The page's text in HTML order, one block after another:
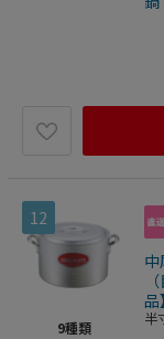
こ
12
9種類
品】
半